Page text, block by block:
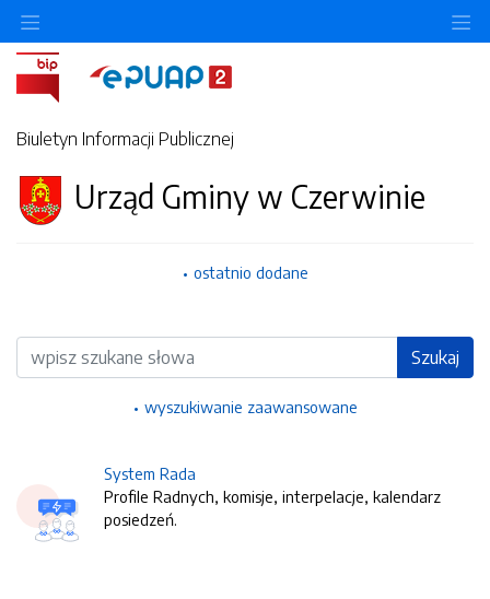
Biuletyn Informacji Publicznej
Urząd Gminy w Czerwinie
ostatnio dodane
Wyszukiwarka Szukaj
wyszukiwanie zaawansowane
System Rada
Profile Radnych, komisje, interpelacje, kalendarz
posiedzeń.